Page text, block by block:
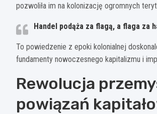
pozwoliła im na kolonizację ogromnych
Handel podąża za flagą, a flaga za
To powiedzenie z epoki kolonialnej
fundamenty nowoczesnego kapitalizmu i
Rewolucja
powiązań